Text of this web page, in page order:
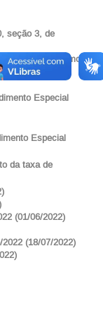
seção 3, de
obrigatória como
Especial
Especial
da taxa de
(01/06/2022)
(18/07/2022)